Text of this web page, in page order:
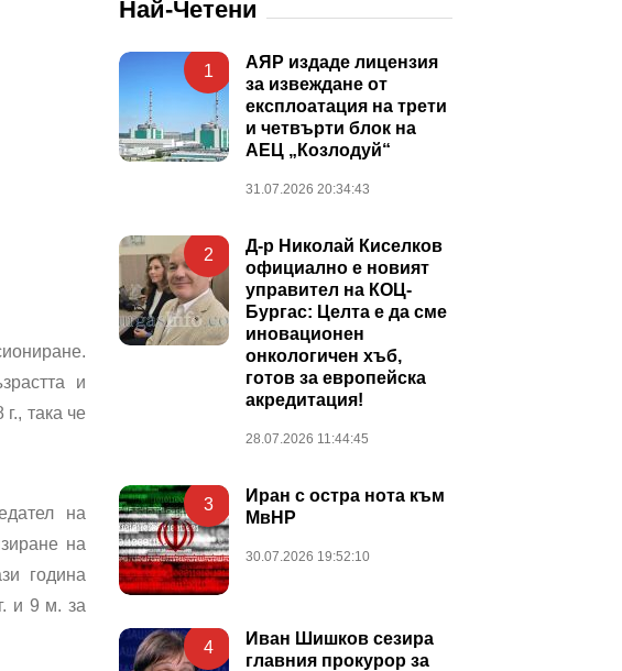
и
така че
на
на
година
и 9 м. за
Най-Четени
1
АЯР издаде лицензия
за извеждане от
експлоатация на трети
и четвърти блок на
АЕЦ „Козлодуй“
31.07.2026 20:34:43
2
Д-р Николай Киселков
официално е новият
управител на КОЦ-
Бургас: Целта е да сме
иновационен
онкологичен хъб,
готов за европейска
акредитация!
28.07.2026 11:44:45
3
Иран с остра нота към
МвНР
30.07.2026 19:52:10
4
Иван Шишков сезира
главния прокурор за